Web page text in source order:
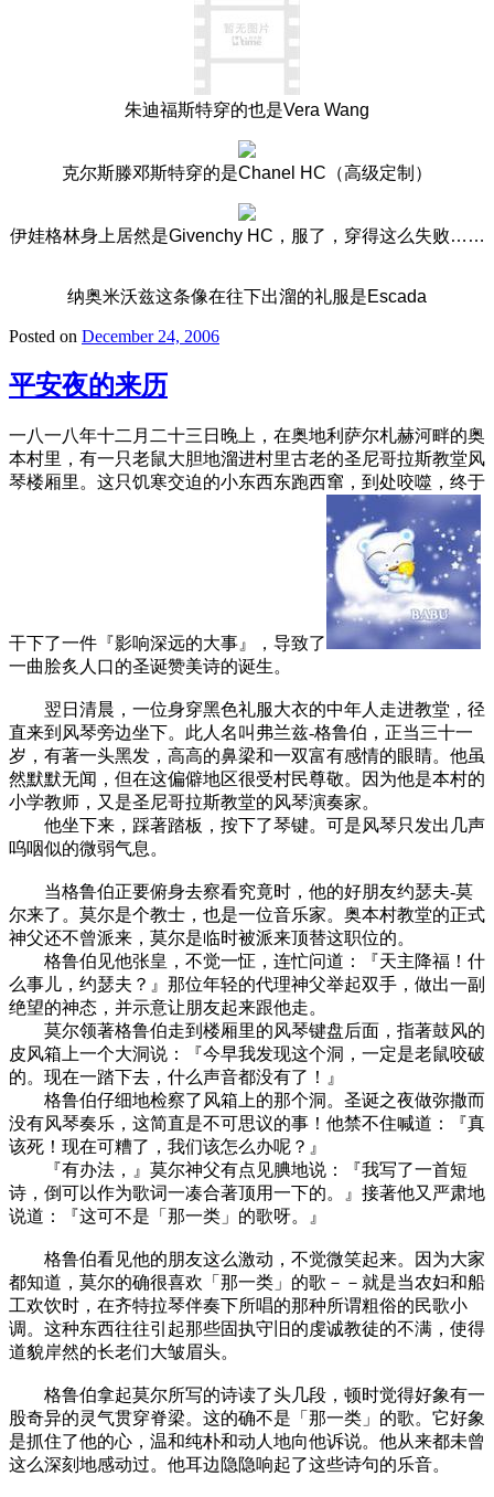
朱迪福斯特穿的也是Vera Wang
克尔斯滕邓斯特穿的是Chanel HC（高级定制）
伊娃格林身上居然是Givenchy HC，服了，穿得这么失败……
纳奥米沃兹这条像在往下出溜的礼服是Escada
Posted on December 24, 2006
平安夜的来历
一八一八年十二月二十三日晚上，在奥地利萨尔札赫河畔的奥
本村里，有一只老鼠大胆地溜进村里古老的圣尼哥拉斯教堂风
琴楼厢里。这只饥寒交迫的小东西东跑西窜，到处咬噬，终于
干下了一件『影响深远的大事』，导致了
一曲脍炙人口的圣诞赞美诗的诞生。
翌日清晨，一位身穿黑色礼服大衣的中年人走进教堂，径
直来到风琴旁边坐下。此人名叫弗兰兹-格鲁伯，正当三十一
岁，有著一头黑发，高高的鼻梁和一双富有感情的眼睛。他虽
然默默无闻，但在这偏僻地区很受村民尊敬。因为他是本村的
小学教师，又是圣尼哥拉斯教堂的风琴演奏家。
他坐下来，踩著踏板，按下了琴键。可是风琴只发出几声
呜咽似的微弱气息。
当格鲁伯正要俯身去察看究竟时，他的好朋友约瑟夫-莫
尔来了。莫尔是个教士，也是一位音乐家。奥本村教堂的正式
神父还不曾派来，莫尔是临时被派来顶替这职位的。
格鲁伯见他张皇，不觉一怔，连忙问道：『天主降福！什
么事儿，约瑟夫？』那位年轻的代理神父举起双手，做出一副
绝望的神态，并示意让朋友起来跟他走。
莫尔领著格鲁伯走到楼厢里的风琴键盘后面，指著鼓风的
皮风箱上一个大洞说：『今早我发现这个洞，一定是老鼠咬破
的。现在一踏下去，什么声音都没有了！』
格鲁伯仔细地检察了风箱上的那个洞。圣诞之夜做弥撒而
没有风琴奏乐，这简直是不可思议的事！他禁不住喊道：『真
该死！现在可糟了，我们该怎么办呢？』
『有办法，』莫尔神父有点见腆地说：『我写了一首短
诗，倒可以作为歌词一凑合著顶用一下的。』接著他又严肃地
说道：『这可不是「那一类」的歌呀。』
格鲁伯看见他的朋友这么激动，不觉微笑起来。因为大家
都知道，莫尔的确很喜欢「那一类」的歌－－就是当农妇和船
工欢饮时，在齐特拉琴伴奏下所唱的那种所谓粗俗的民歌小
调。这种东西往往引起那些固执守旧的虔诚教徒的不满，使得
道貌岸然的长老们大皱眉头。
格鲁伯拿起莫尔所写的诗读了头几段，顿时觉得好象有一
股奇异的灵气贯穿脊梁。这的确不是「那一类」的歌。它好象
是抓住了他的心，温和纯朴和动人地向他诉说。他从来都未曾
这么深刻地感动过。他耳边隐隐响起了这些诗句的乐音。